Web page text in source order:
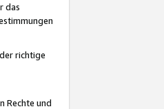
das
richtige
Rechte und